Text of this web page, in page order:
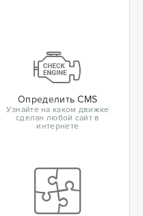
Определить CMS
Узнайте на каком движке
сделан любой сайт в
интернете